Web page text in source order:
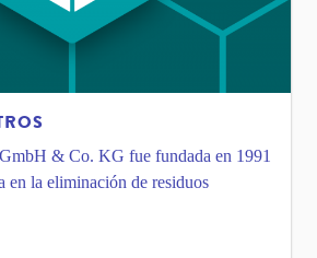
& Co. KG fue fundada en 1991
en la eliminación de residuos